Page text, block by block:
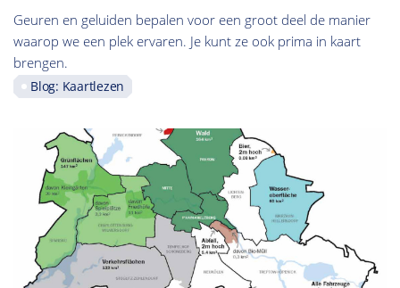
Geuren en geluiden bepalen voor een groot deel de manier
waarop we een plek ervaren. Je kunt ze ook prima in kaart
brengen.
Blog: Kaartlezen